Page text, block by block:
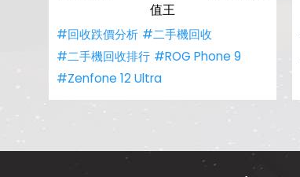
值王
#回收跌價分析 #二手機回收
#二手機回收排行 #ROG Phone 9
#Zenfone 12 Ultra